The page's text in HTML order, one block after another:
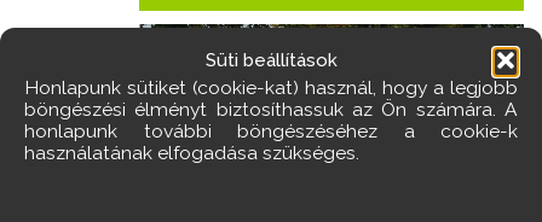
Süti beállítások
Honlapunk sütiket (cookie-kat) használ, hogy a legjobb
böngészési élményt biztosíthassuk az Ön számára. A
honlapunk további böngészéséhez a cookie-k
használatának elfogadása szükséges.